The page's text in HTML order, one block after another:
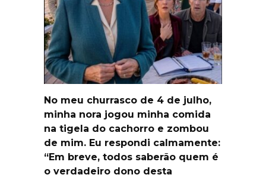
No meu churrasco de 4 de julho,
minha nora jogou minha comida
na tigela do cachorro e zombou
de mim. Eu respondi calmamente:
“Em breve, todos saberão quem é
o verdadeiro dono desta